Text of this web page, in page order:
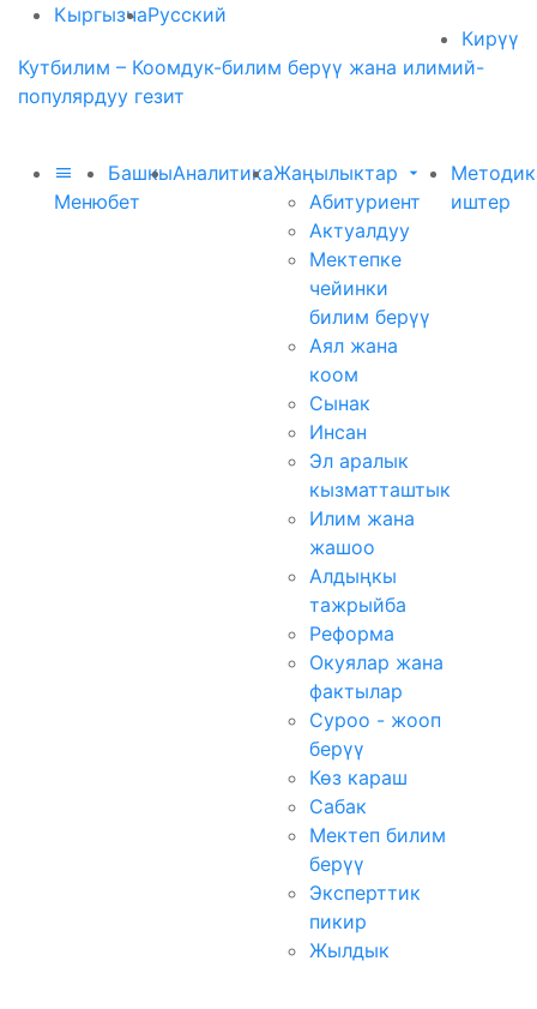
КыргызчаРусский
Кирүү
Кутбилим – Коомдук-билим берүү жана илимий-
популярдуу гезит
Меню
Башкы
бет
АналитикаЖаңылыктар
Абитуриент
Актуалдуу
Мектепке
чейинки
билим берүү
Аял жана
коом
Сынак
Инсан
Эл аралык
кызматташтык
Илим жана
жашоо
Алдыңкы
тажрыйба
Реформа
Окуялар жана
фактылар
Суроо - жооп
берүү
Көз караш
Сабак
Мектеп билим
берүү
Эксперттик
пикир
Жылдык
иштер